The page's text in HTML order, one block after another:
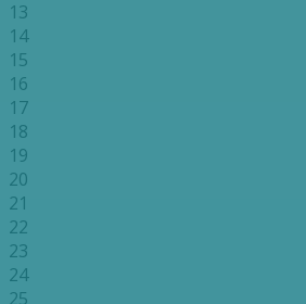
13
14
15
16
17
18
19
20
21
22
23
24
25